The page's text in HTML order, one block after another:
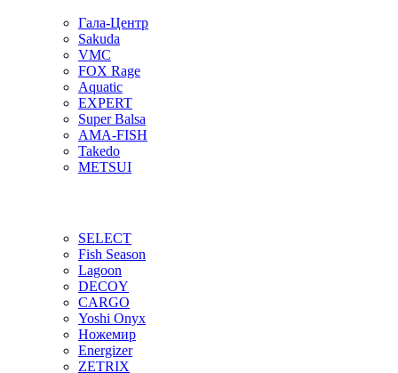
Гала-Центр
Sakuda
VMC
FOX Rage
Aquatic
EXPERT
Super Balsa
AMA-FISH
Takedo
METSUI
SELECT
Fish Season
Lagoon
DECOY
CARGO
Yoshi Onyx
Ножемир
Energizer
ZETRIX